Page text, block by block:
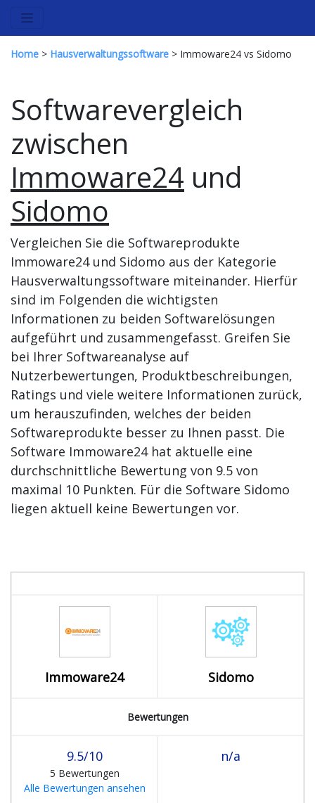
Home > Hausverwaltungssoftware > Immoware24 vs Sidomo
Softwarevergleich
zwischen
Immoware24 und
Sidomo
Vergleichen Sie die Softwareprodukte
Immoware24 und Sidomo aus der Kategorie
Hausverwaltungssoftware miteinander. Hierfür
sind im Folgenden die wichtigsten
Informationen zu beiden Softwarelösungen
aufgeführt und zusammengefasst. Greifen Sie
bei Ihrer Softwareanalyse auf
Nutzerbewertungen, Produktbeschreibungen,
Ratings und viele weitere Informationen zurück,
um herauszufinden, welches der beiden
Softwareprodukte besser zu Ihnen passt. Die
Software Immoware24 hat aktuelle eine
durchschnittliche Bewertung von 9.5 von
maximal 10 Punkten. Für die Software Sidomo
liegen aktuell keine Bewertungen vor.
Immoware24 Sidomo
Bewertungen
9.5/10
5 Bewertungen
Alle Bewertungen ansehen
n/a